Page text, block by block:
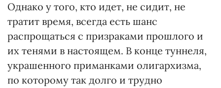
Однако у того, кто идет, не сидит, не
тратит время, всегда есть шанс
распрощаться с призраками прошлого и
их тенями в настоящем. В конце туннеля,
украшенного приманками олигархизма,
по которому так долго и трудно